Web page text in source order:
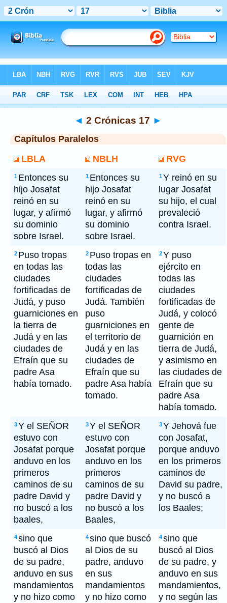
> 2 Crónicas 17
◄ 2 Crónicas 17 ►
Capítulos Paralelos
LBLA
NBLH RVG
1 Entonces su
hijo Josafat
reinó en su
lugar, y afirmó
su dominio
sobre Israel.
1 Entonces su
hijo Josafat
reinó en su
lugar, y afirmó
su dominio
sobre Israel.
1Y reinó en su
lugar Josafat
su hijo, el cual
prevaleció
contra Israel.
2 Puso tropas
en todas las
ciudades
fortificadas de
Judá, y puso
guarniciones en
la tierra de
Judá y en las
ciudades de
Efraín que su
padre Asa
había tomado.
2 Puso tropas en
todas las
ciudades
fortificadas de
Judá. También
puso
guarniciones en
el territorio de
Judá y en las
ciudades de
Efraín que su
padre Asa había
tomado.
2Y puso
ejército en
todas las
ciudades
fortificadas de
Judá, y colocó
gente de
guarnición en
tierra de Judá,
y asimismo en
las ciudades de
Efraín que su
padre Asa
había tomado.
3Y el SEÑOR
estuvo con
Josafat porque
anduvo en los
primeros
caminos de su
padre David y
no buscó a los
baales,
3Y el SEÑOR
estuvo con
Josafat porque
anduvo en los
primeros
caminos de su
padre David y
no buscó a los
Baales,
3Y Jehová fue
con Josafat,
porque anduvo
en los primeros
caminos de
David su padre,
y no buscó a
los Baales;
4sino que
buscó al Dios
de su padre,
anduvo en sus
mandamientos
y no hizo como
4sino que buscó
al Dios de su
padre, anduvo
en sus
mandamientos
y no hizo como
4sino que
buscó al Dios
de su padre, y
anduvo en sus
mandamientos,
y no según las